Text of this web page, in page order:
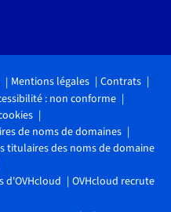
Mentions légales
Contrats
: non conforme
de noms de domaines
titulaires des noms de domaine
d'OVHcloud OVHcloud recrute